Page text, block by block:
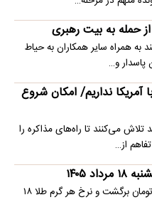
حمله به بیت رهبری
همراه سایر همکاران به حیاط
پاسدار و…
آمریکا نداریم/ امکان شروع
می‌کنند تا راه‌های مذاکره را
از…
۱۴۰۵
قیمت دلار در بازار آزاد به کانال ۱۸۶ هزار تومان برگشت و نرخ هر گرم طلا ۱۸